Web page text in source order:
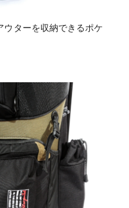
ターを収納できるポケ